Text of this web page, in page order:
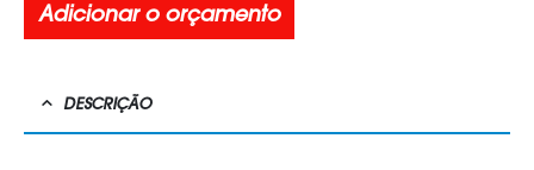
Adicionar o orçamento
DESCRIÇÃO